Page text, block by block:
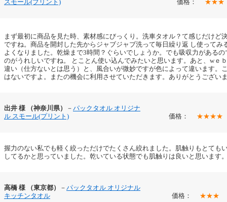
スモール(プリント) 価格： ★★★
まず最初に商品を見た時、素材感にびっくり。洗車タオル？て感じだけど
ですね。商品を開封した先からジャブジャブ洗って毎日繰り返 し使ってみ
よくなりました。乾燥まで3時間？ぐらいでしょうか。でも吸収力がある
のがうれしいですね。 とことん使い込んでみたいと思います。あと、wｅ
違い（仕方ないとは思う）と、風合いが微妙ですが色によって違います。
はないですよ。またの機会に利用させていただきます。ありがとうござい
出井 様 （神奈川県） － パックタオル オリジナ
ル スモール(プリント)
価格： ★★★★
握力のない私でも軽く絞っただけでたくさん絞れました。肌触りもとても
してるかと思っていました。乾いている状態でも肌触りは良いと思いま
高橋 様 （東京都） － パックタオル オリジナル
キッチンタオル
価格： ★★★